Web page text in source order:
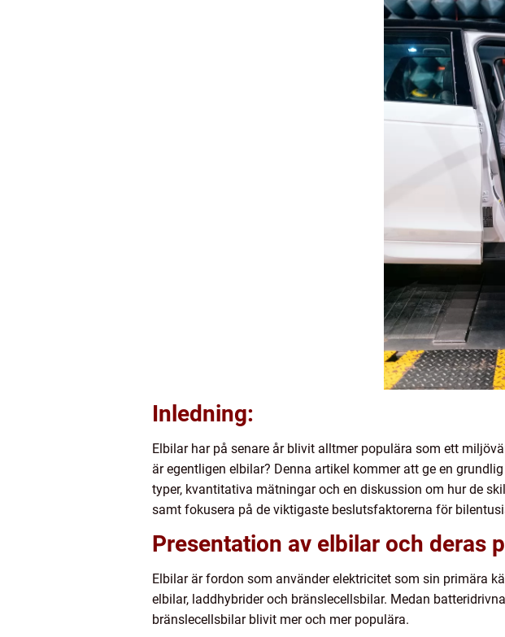
Inledning:
Elbilar har på senare år blivit alltmer populära som ett
är egentligen elbilar? Denna artikel kommer att ge en
typer, kvantitativa mätningar och en diskussion om hur de
samt fokusera på de viktigaste beslutsfaktorerna för
Presentation av elbilar och deras
Elbilar är fordon som använder elektricitet som sin primära
elbilar, laddhybrider och bränslecellsbilar. Medan
bränslecellsbilar blivit mer och mer populära.